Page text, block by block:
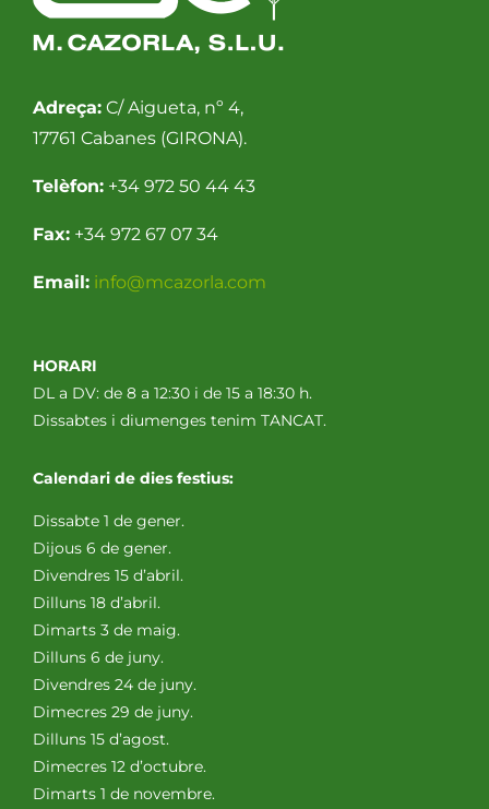
Adreça:C/ Aigueta, nº 4,
17761 Cabanes (GIRONA).
Telèfon:+34 972 50 44 43
Fax:+34 972 67 07 34
Email: info@mcazorla.com
HORARI
DL a DV: de 8 a 12:30 i de 15 a 18:30 h.
Dissabtes i diumenges tenim TANCAT.
Calendari de dies festius:
Dissabte 1 de gener.
Dijous 6 de gener.
Divendres 15 d’abril.
Dilluns 18 d’abril.
Dimarts 3 de maig.
Dilluns 6 de juny.
Divendres 24 de juny.
Dimecres 29 de juny.
Dilluns 15 d’agost.
Dimecres 12 d’octubre.
Dimarts 1 de novembre.